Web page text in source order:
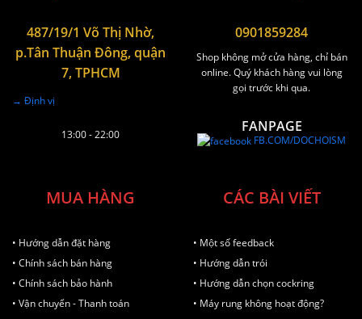
487/19/1 Võ Thị Nhờ,
p.Tân Thuận Đông, quận
7, TPHCM
→ Định vị
13:00 - 22:00
0901859284
Shop không mở cửa hàng, chỉ bán
online. Quý khách hàng vui lòng
gọi trước khi qua.
FANPAGE
FB.COM/DOCHOISM
MUA HÀNG
• Hướng dẫn đặt hàng
• Chính sách bán hàng
• Chính sách bảo hành
• Vận chuyển - Thanh toán
CÁC BÀI VIẾT
• Một số feedback
• Hướng dẫn trói
• Hướng dẫn chọn cockring
• Máy rung không hoạt động?